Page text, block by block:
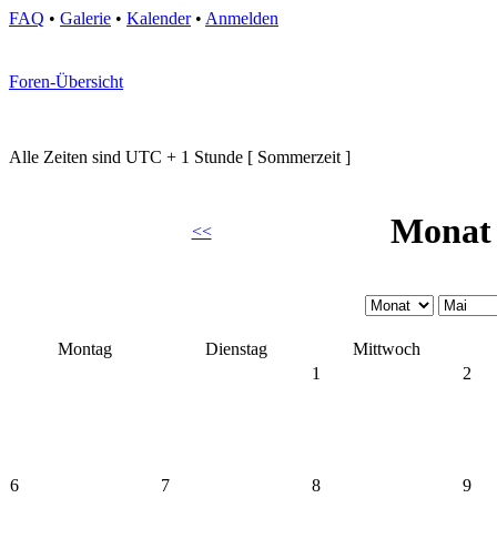
FAQ • Galerie • Kalender• Anmelden
Foren-Übersicht
Alle Zeiten sind UTC + 1 Stunde [ Sommerzeit ]
<< Monat
Montag Dienstag
Mittwoch
1
2
6 7 8 9